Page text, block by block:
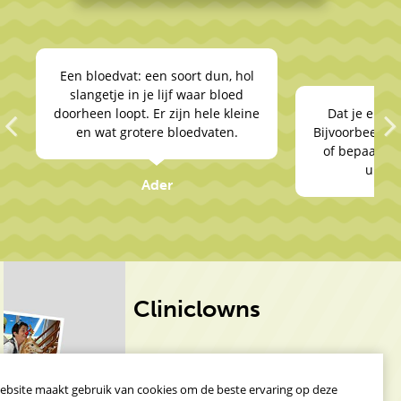
maakt gebruik van cookies om de beste ervaring op deze
een soort dun, hol
in je lijf waar bloed
loopt. Er zijn hele kleine
grotere bloedvaten.
Dat je ergens niet tegen
Bijvoorbeeld bepaalde
of bepaald eten waar je jeuk
uitslag van krijgt.
Next
Cliniclowns
Misschien heb je ze al eens gezien, de
ziekenhuis lag? De CliniClowns komen langs